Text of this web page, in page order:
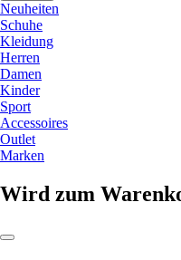
Neuheiten
Schuhe
Kleidung
Herren
Damen
Kinder
Sport
Accessoires
Outlet
Marken
Wird zum